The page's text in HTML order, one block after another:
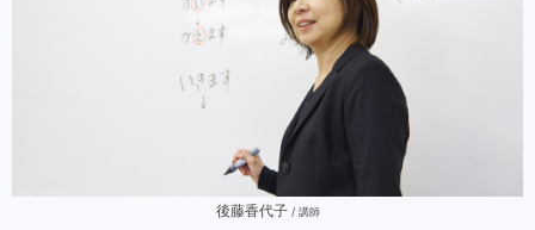
後藤香代子 / 講師